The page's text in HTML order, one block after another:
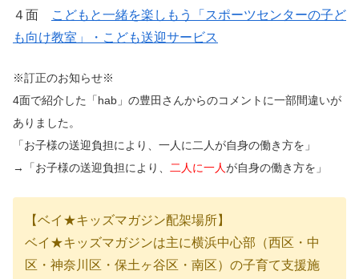
４面
こどもと一緒を楽しもう「スポーツセンターの子ど
も向け教室」・こども送迎サービス
※訂正のお知らせ※
4面で紹介した「hab」の豊田さんからのコメントに一部間違いが
ありました。
「お子様の送迎負担により、一人に二人が自身の働き方を」
→「お子様の送迎負担により、 二人に一人が自身の働き方を」
【ベイ★キッズマガジン配架場所】
ベイ★キッズマガジンは主に横浜中心部（西区・中
区・神奈川区・保土ヶ谷区・南区）の子育て支援施